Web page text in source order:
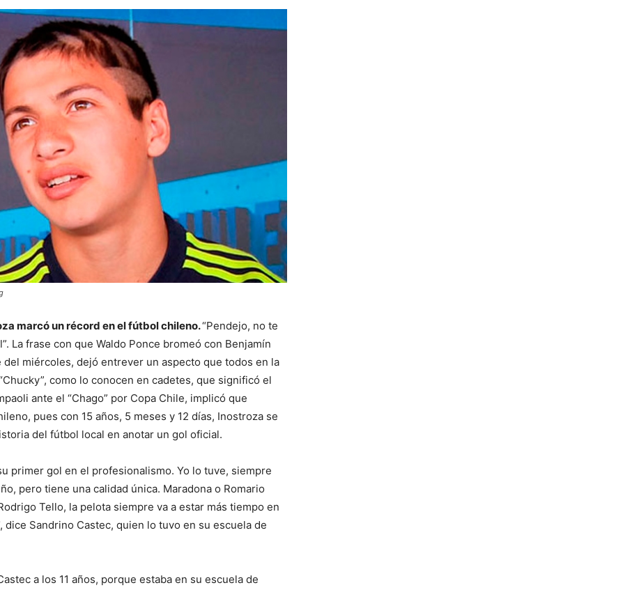
marcó un récord en el fútbol chileno.“Pendejo, no te
La frase con que Waldo Ponce bromeó con Benjamín
del miércoles, dejó entrever un aspecto que todos en la
como lo conocen en cadetes, que significó el
ante el “Chago” por Copa Chile, implicó que
pues con 15 años, 5 meses y 12 días, Inostroza se
del fútbol local en anotar un gol oficial.
primer gol en el profesionalismo. Yo lo tuve, siempre
pero tiene una calidad única. Maradona o Romario
Tello, la pelota siempre va a estar más tiempo en
Sandrino Castec, quien lo tuvo en su escuela de
a los 11 años, porque estaba en su escuela de